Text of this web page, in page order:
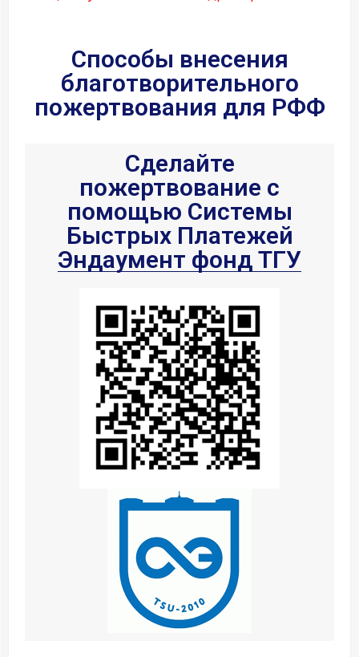
Способы внесения
благотворительного
пожертвования для РФФ
Сделайте
пожертвование с
помощью Системы
Быстрых Платежей
Эндаумент фонд ТГУ